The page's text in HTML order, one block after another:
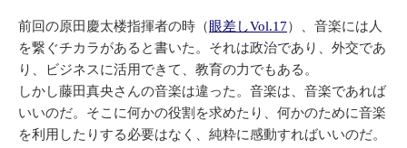
前回の原田慶太楼指揮者の時（ 眼差しVol.17）、音楽には人
を繋ぐチカラがあると書いた。それは政治であり、外交であ
り、ビジネスに活用できて、教育の力でもある。
しかし藤田真央さんの音楽は違った。音楽は、音楽であれば
いいのだ。そこに何かの役割を求めたり、何かのために音楽
を利用したりする必要はなく、純粋に感動すればいいのだ。